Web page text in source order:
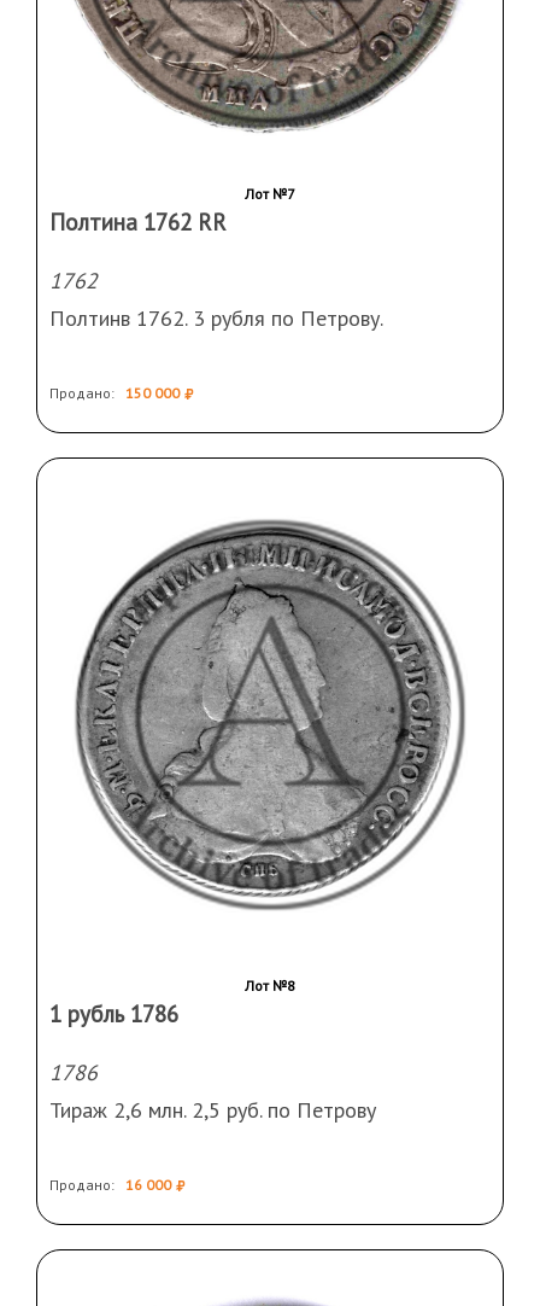
Лот №7
Полтина 1762 RR
1762
Полтинв 1762. 3 рубля по Петрову.
Продано: 150 000
Лот №8
1 рубль 1786
1786
Тираж 2,6 млн. 2,5 руб. по Петрову
Продано: 16 000